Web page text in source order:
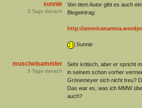
sunnie
3 Tage danach
Von dem Autor gibt es auch
Blogeintrag:
http://
Sunnie
muschelsammler
3 Tage danach
Sehr kritisch, aber er spricht
in seinem schon vorher
Grönemeyer sich nicht treu?
Das war es, was ich MMW
auch?